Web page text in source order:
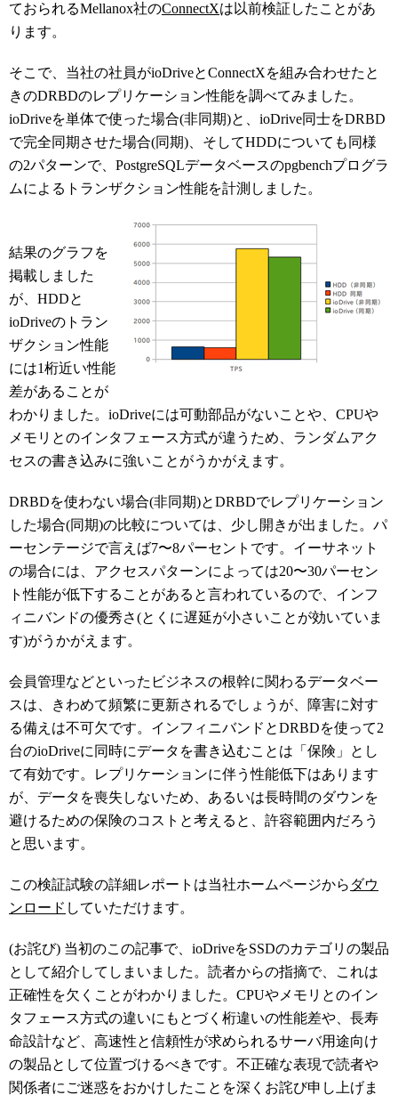
ておられるMellanox社のConnectXは以前検証したことがあ
ります。
そこで、当社の社員がioDriveとConnectXを組み合わせたと
きのDRBDのレプリケーション性能を調べてみました。
ioDriveを単体で使った場合(非同期)と、ioDrive同士をDRBD
で完全同期させた場合(同期)、そしてHDDについても同様
の2パターンで、PostgreSQLデータベースのpgbenchプログラ
ムによるトランザクション性能を計測しました。
結果のグラフを
掲載しました
が、HDDと
ioDriveのトラン
ザクション性能
には1桁近い性能
差があることが
わかりました。ioDriveには可動部品がないことや、CPUや
メモリとのインタフェース方式が違うため、ランダムアク
セスの書き込みに強いことがうかがえます。
DRBDを使わない場合(非同期)とDRBDでレプリケーション
した場合(同期)の比較については、少し開きが出ました。パ
ーセンテージで言えば7〜8パーセントです。イーサネット
の場合には、アクセスパターンによっては20〜30パーセン
ト性能が低下することがあると言われているので、インフ
ィニバンドの優秀さ(とくに遅延が小さいことが効いていま
す)がうかがえます。
会員管理などといったビジネスの根幹に関わるデータベー
スは、きわめて頻繁に更新されるでしょうが、障害に対す
る備えは不可欠です。インフィニバンドとDRBDを使って2
台のioDriveに同時にデータを書き込むことは「保険」とし
て有効です。レプリケーションに伴う性能低下はあります
が、データを喪失しないため、あるいは長時間のダウンを
避けるための保険のコストと考えると、許容範囲内だろう
と思います。
この検証試験の詳細レポートは当社ホームページから ダウ
ンロード していただけます。
(お詫び) 当初のこの記事で、ioDriveをSSDのカテゴリの製品
として紹介してしまいました。読者からの指摘で、これは
正確性を欠くことがわかりました。CPUやメモリとのイン
タフェース方式の違いにもとづく桁違いの性能差や、長寿
命設計など、高速性と信頼性が求められるサーバ用途向け
の製品として位置づけるべきです。不正確な表現で読者や
関係者にご迷惑をおかけしたことを深くお詫び申し上げま